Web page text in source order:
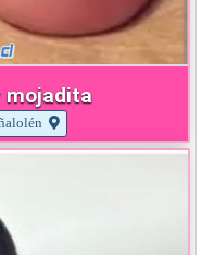
mojadita